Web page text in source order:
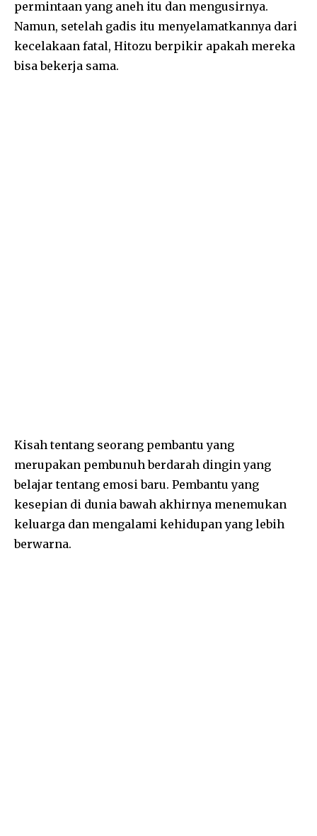
permintaan yang aneh itu dan mengusirnya.
Namun, setelah gadis itu menyelamatkannya dari
kecelakaan fatal, Hitozu berpikir apakah mereka
bisa bekerja sama.
Kisah tentang seorang pembantu yang
merupakan pembunuh berdarah dingin yang
belajar tentang emosi baru. Pembantu yang
kesepian di dunia bawah akhirnya menemukan
keluarga dan mengalami kehidupan yang lebih
berwarna.